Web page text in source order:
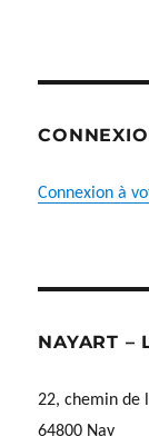
Connexion à
NAYART –
22, chemin de
64800 Nay